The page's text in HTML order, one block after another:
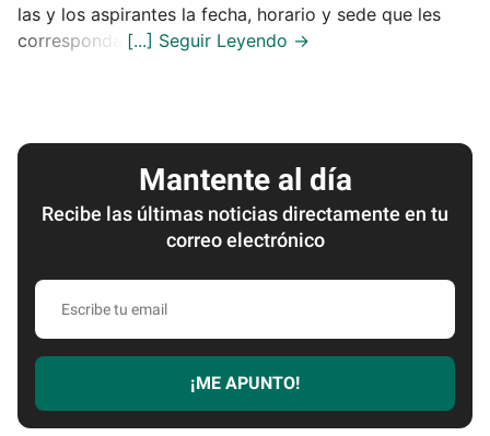
las y los aspirantes la fecha, horario y sede que les
corresponda.
Mantente al día
Recibe las últimas noticias directamente en tu
correo electrónico
Escribe
email
¡ME APUNTO!